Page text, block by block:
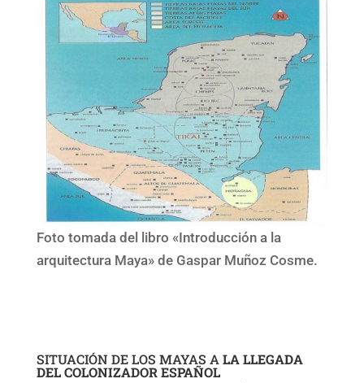
Foto tomada del libro «Introducción a la
arquitectura Maya» de Gaspar Muñoz Cosme.
SITUACIÓN DE LOS MAYAS A LA LLEGADA
DEL COLONIZADOR ESPAÑOL